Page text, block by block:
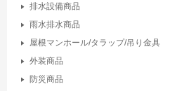
排水設備商品
雨水排水商品
屋根マンホール/タラップ/吊り金具
外装商品
防災商品